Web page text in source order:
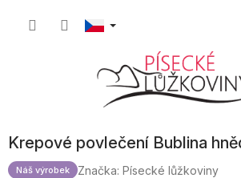
Krepové povlečení Bublina
Náš výrobek Značka: Písecké lůžkoviny